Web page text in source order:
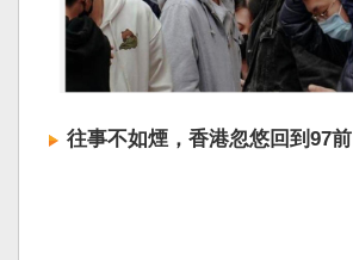
往事不如煙，香港忽悠回到97前